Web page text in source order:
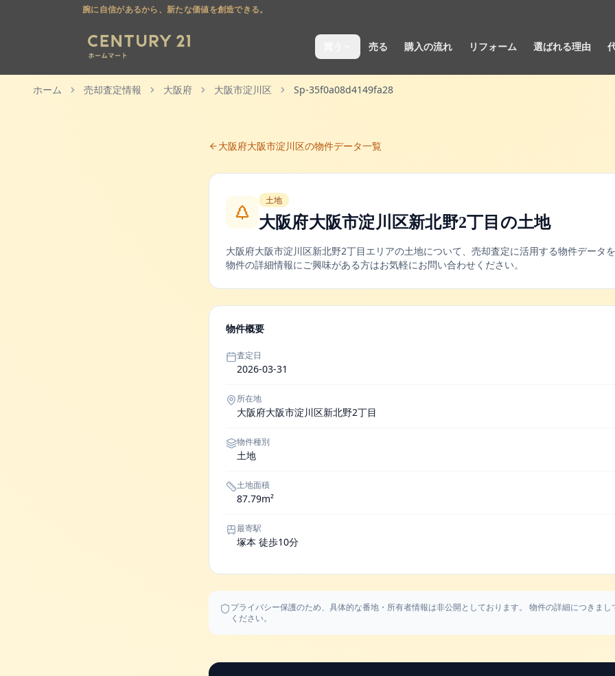
腕に自信があるから、新たな価値を創造できる。
売る 購入の流れ リフォーム 選ばれる理由
ホーム 売却査定情報 大阪府 大阪市淀川区 Sp-35f0a08d4149fa28
大阪府大阪市淀川区の物件データ一覧
土地
大阪府大阪市淀川区新北野2丁目 の土地
大阪府大阪市淀川区新北野2丁目エリアの土地について、売却査定に活用する物件データ
物件の詳細情報にご興味がある方はお気軽にお問い合わせください。
物件概要
査定日
2026-03-31
所在地
大阪府大阪市淀川区新北野2丁目
物件種別
土地
土地面積
87.79m²
最寄駅
塚本 徒歩10分
プライバシー保護のため、具体的な番地・所有者情報は非公開としております。 物件の詳細につきま
ください。